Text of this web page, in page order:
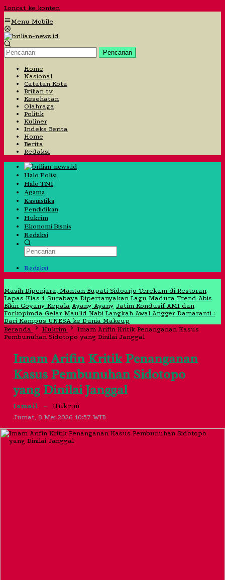
Loncat ke konten
Menu Mobile
Pencarian
Home
Nasional
Catatan Kota
Brilian tv
Kesehatan
Olahraga
Politik
Kuliner
Indeks Berita
Home
Berita
Redaksi
Halo Polisi
Halo TNI
Agama
Kasuistika
Pendidikan
Hukrim
Ekonomi Bisnis
Redaksi
Redaksi
Masih Dipenjara, Mantan Bupati Sidoarjo Terekam di Restoran
Lapas Klas 1 Surabaya Dipertanyakan Lagu Madura Trend Abis
Bikin Goyang Kepala Ayang Ayang Jatim Kondusif AMI dan
Forkopimda Gelar Maulid Nabi Langkah Awal Angger Damaranti :
Dari Kampus UNESA ke Dunia Makeup
Beranda
Hukrim
Imam Arifin Kritik Penanganan Kasus
Pembunuhan Sidotopo yang Dinilai Janggal
Imam Arifin Kritik Penanganan
Kasus Pembunuhan Sidotopo
yang Dinilai Janggal
Ismail – Hukrim
Jumat, 8 Mei 2026 10:57 WIB